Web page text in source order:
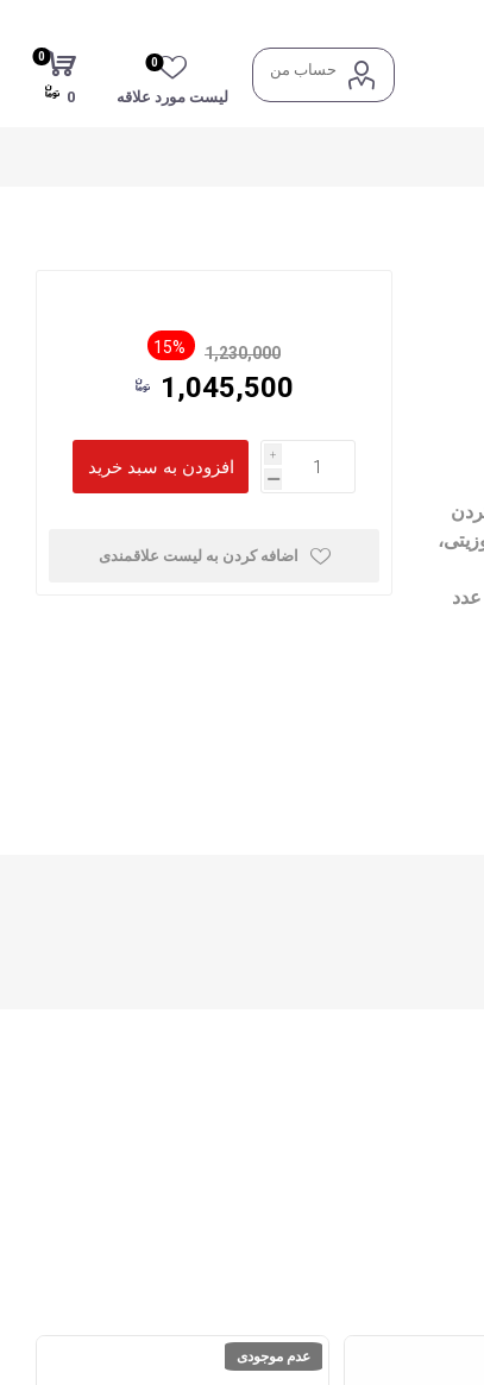
حساب من
لیست مورد علاقه
0
0
0
1,230,000
15%
1,045,500
i
h
اضافه کردن به لیست علاقمندی
عدم موجودی